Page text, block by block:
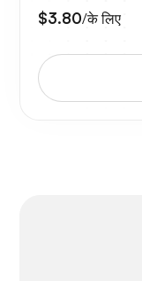
$3.80/के लिए